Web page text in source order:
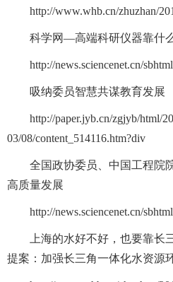
http://www.whb.cn/zhuzhan/
科学网—高端科研仪器靠什
http://news.sciencenet.cn/
吸纳委员智慧共谋教育发展
http://paper.jyb.cn/zgjyb/html/
03/08/content_514116.htm?div
全国政协委员、中国工程院
高质量发展
http://news.sciencenet.cn/
上海的水好不好，也要靠
提案：加强长三角一体化水资源